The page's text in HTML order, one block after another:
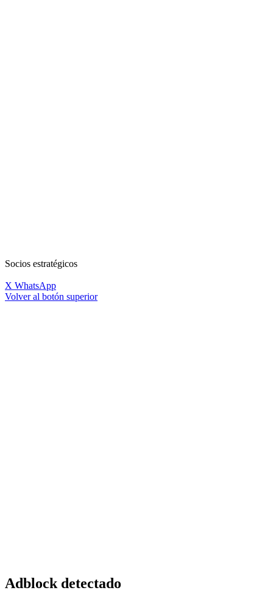
Socios estratégicos
X WhatsApp
Volver al botón superior
Adblock detectado